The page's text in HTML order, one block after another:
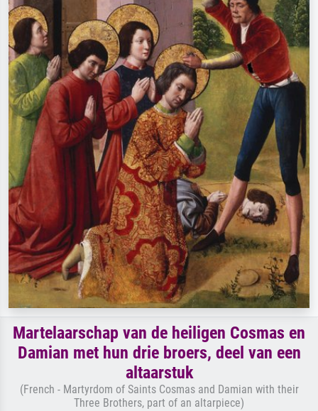
Martelaarschap van de heiligen Cosmas en
Damian met hun drie broers, deel van een
altaarstuk
(French - Martyrdom of Saints Cosmas and Damian with their
Three Brothers, part of an altarpiece)